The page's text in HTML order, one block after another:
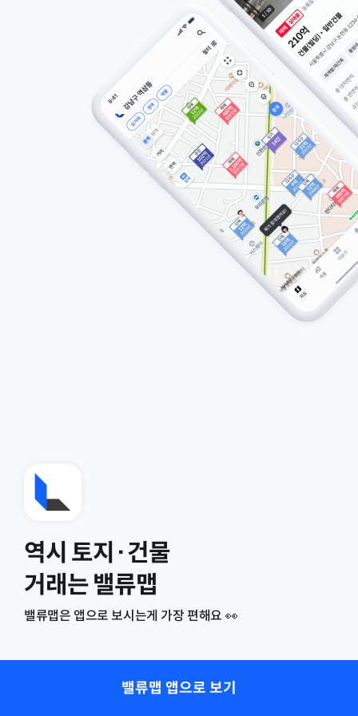
역시 토지·건물
거래는 밸류맵
밸류맵은 앱으로 보시는게 가장 편해요 👀
밸류맵 앱으로 보기